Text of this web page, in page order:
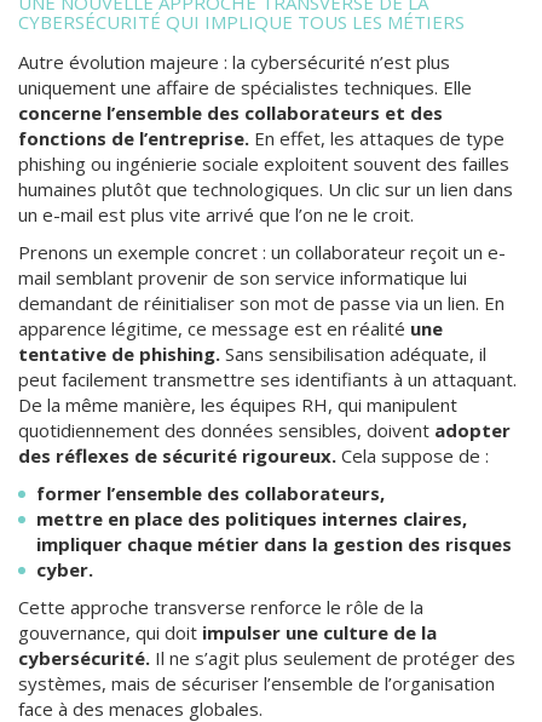
CYBERSÉCURITÉ QUI IMPLIQUE TOUS LES MÉTIERS
Autre évolution majeure : la cybersécurité n’est plus
uniquement une affaire de spécialistes techniques. Elle
concerne l’ensemble des collaborateurs et des
fonctions de l’entreprise. En effet, les attaques de type
phishing ou ingénierie sociale exploitent souvent des failles
humaines plutôt que technologiques. Un clic sur un lien dans
un e-mail est plus vite arrivé que l’on ne le croit.
Prenons un exemple concret : un collaborateur reçoit un e-
mail semblant provenir de son service informatique lui
demandant de réinitialiser son mot de passe via un lien. En
apparence légitime, ce message est en réalité une
tentative de phishing. Sans sensibilisation adéquate, il
peut facilement transmettre ses identifiants à un attaquant.
De la même manière, les équipes RH, qui manipulent
quotidiennement des données sensibles, doivent adopter
des réflexes de sécurité rigoureux. Cela suppose de :
former l’ensemble des collaborateurs,
mettre en place des politiques internes claires,
impliquer chaque métier dans la gestion des risques
cyber.
Cette approche transverse renforce le rôle de la
gouvernance, qui doit impulser une culture de la
cybersécurité. Il ne s’agit plus seulement de protéger des
systèmes, mais de sécuriser l’ensemble de l’organisation
face à des menaces globales.